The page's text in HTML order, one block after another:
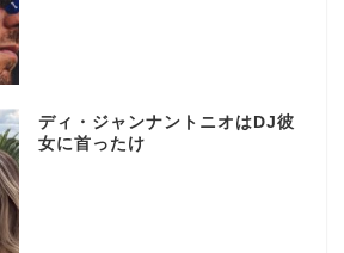
ディ・ジャンナントニオはDJ彼
女に首ったけ